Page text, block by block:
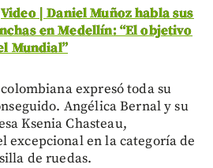
Video | Daniel Muñoz habla sus
en Medellín: “El objetivo
Mundial”
expresó toda su
Angélica Bernal y su
Ksenia Chasteau,
excepcional en la categoría de
de ruedas.